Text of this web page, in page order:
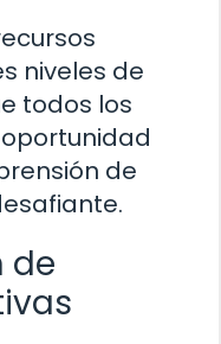
niveles de
todos los
de
de